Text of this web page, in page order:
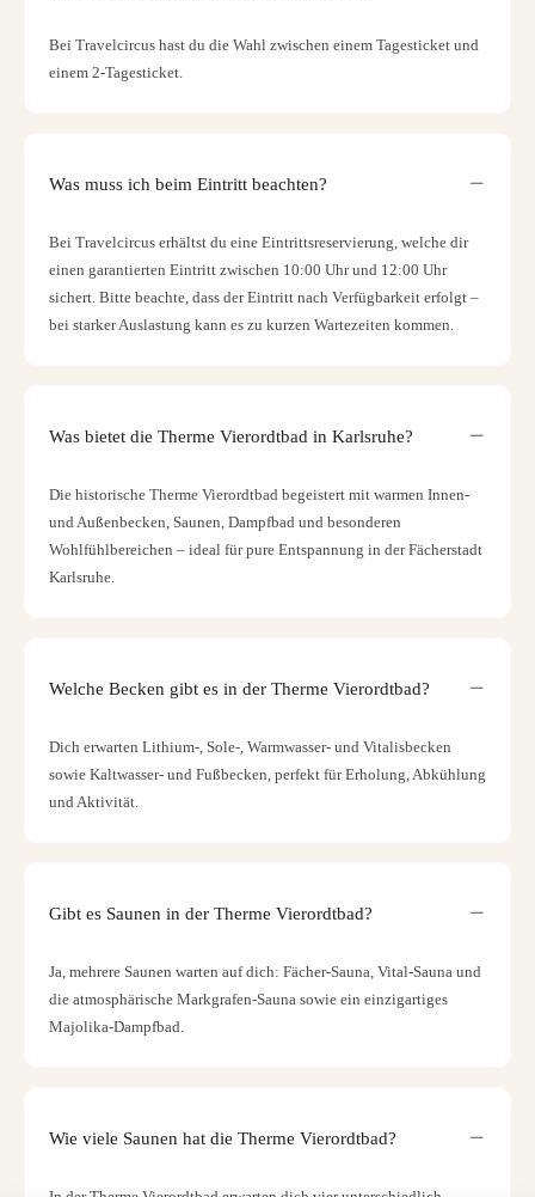
Bei Travelcircus hast du die Wahl zwischen einem Tagesticket und
einem 2-Tagesticket.
Was muss ich beim Eintritt beachten?
Bei Travelcircus erhältst du eine Eintrittsreservierung, welche dir
einen garantierten Eintritt zwischen 10:00 Uhr und 12:00 Uhr
sichert. Bitte beachte, dass der Eintritt nach Verfügbarkeit erfolgt –
bei starker Auslastung kann es zu kurzen Wartezeiten kommen.
Was bietet die Therme Vierordtbad in Karlsruhe?
Die historische Therme Vierordtbad begeistert mit warmen Innen-
und Außenbecken, Saunen, Dampfbad und besonderen
Wohlfühlbereichen – ideal für pure Entspannung in der Fächerstadt
Karlsruhe.
Welche Becken gibt es in der Therme Vierordtbad?
Dich erwarten Lithium-, Sole-, Warmwasser- und Vitalisbecken
sowie Kaltwasser- und Fußbecken, perfekt für Erholung, Abkühlung
und Aktivität.
Gibt es Saunen in der Therme Vierordtbad?
Ja, mehrere Saunen warten auf dich: Fächer-Sauna, Vital-Sauna und
die atmosphärische Markgrafen-Sauna sowie ein einzigartiges
Majolika-Dampfbad.
Wie viele Saunen hat die Therme Vierordtbad?